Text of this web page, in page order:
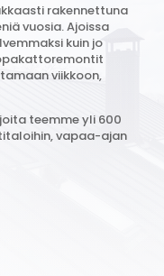
rakennettuna
vuosia.Ajoissa
kuin jo
viikkoon,
teemme yli 600
vapaa-ajan